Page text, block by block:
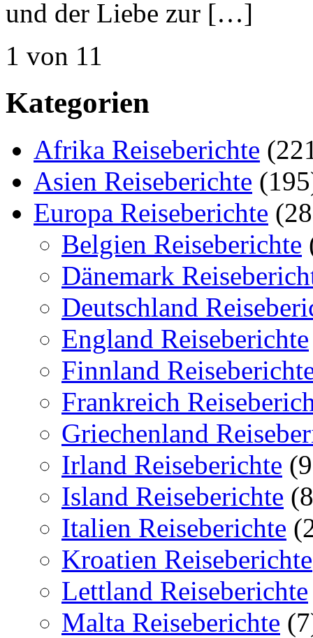
und der Liebe zur […]
1 von 11
Kategorien
Afrika Reiseberichte
Asien Reiseberichte
Europa Reiseberichte
Belgien Reiseberichte
Dänemark
Deutschland
England Reiseberichte
Finnland
Frankreich
Griechenland
Irland Reiseberichte
Island Reiseberichte
Italien Reiseberichte
Kroatien Reiseberichte
Lettland Reiseberichte
Malta Reiseberichte